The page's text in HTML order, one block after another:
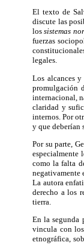
El texto de
discute las
lossistemas
fuerzas
legales.
Los alcances
promulgación
internacional,
claridad y
internos. Por
y que deberían
Por su parte,
especialmente
como la falta
negativamente
La autora
derecho a los
tierra.
En la segunda
vincula con
etnográfica,